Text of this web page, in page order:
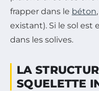
frapper dans le béton
existant). Si le sol est
dans les solives.
LA
SQUELETTE